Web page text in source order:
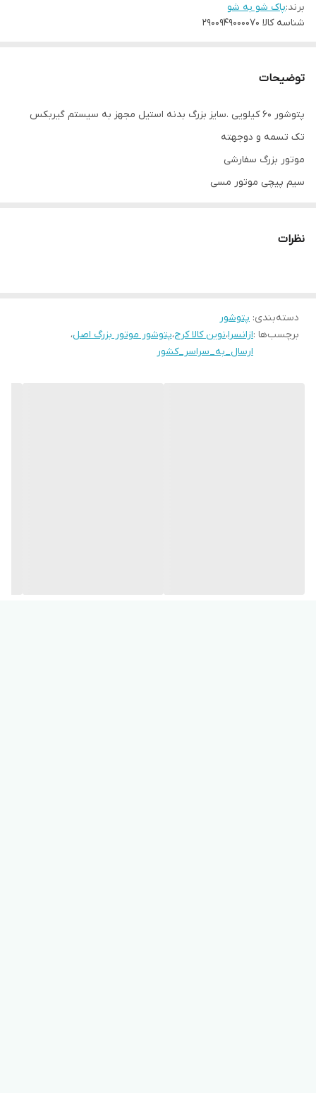
برند:پاک شو به شو
شناسه کالا ۲۹۰۰۹۴۹۰۰۰۰۷۰
توضیحات
پتوشور ۶۰ کیلویی .سایز بزرگ بدنه استیل مجهز به سیستم گیربکس
تک تسمه و دوجهته
موتور بزرگ سفارشی
سیم پیچی موتور مسی
نظرات
دسته‌بندی: پتوشور
برچسب‌ها :ازانسرا،نوین کالا کرج،پتوشور موتور بزرگ اصل،
ارسال_به_سراسر_کشور